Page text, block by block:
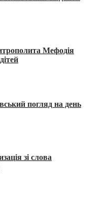
Мефодія
погляд на день
зі слова